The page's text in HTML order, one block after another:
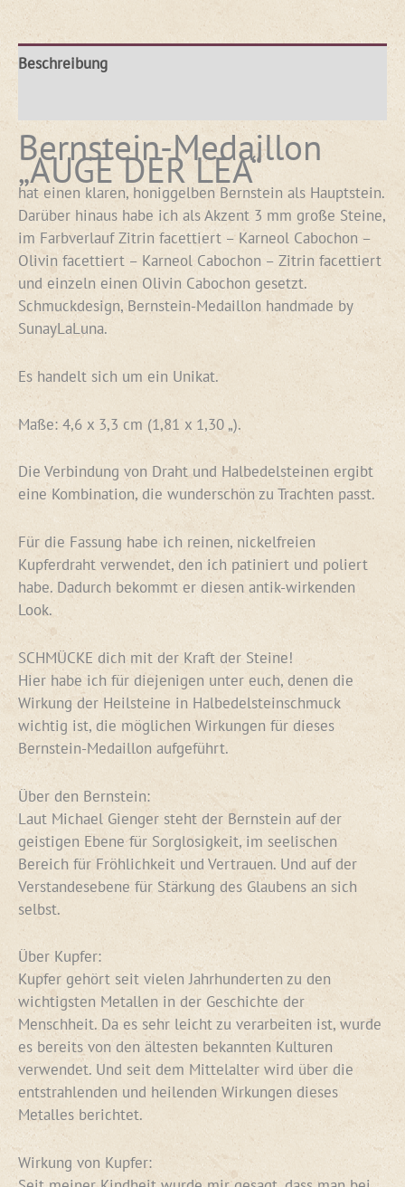
Beschreibung
Bernstein-Medaillon
„AUGE DER LEA“
hat einen klaren, honiggelben Bernstein als Hauptstein.
Darüber hinaus habe ich als Akzent 3 mm große Steine,
im Farbverlauf Zitrin facettiert – Karneol Cabochon –
Olivin facettiert – Karneol Cabochon – Zitrin facettiert
und einzeln einen Olivin Cabochon gesetzt.
Schmuckdesign, Bernstein-Medaillon handmade by
SunayLaLuna.
Es handelt sich um ein Unikat.
Maße: 4,6 x 3,3 cm (1,81 x 1,30 „).
Die Verbindung von Draht und Halbedelsteinen ergibt
eine Kombination, die wunderschön zu Trachten passt.
Für die Fassung habe ich reinen, nickelfreien
Kupferdraht verwendet, den ich patiniert und poliert
habe. Dadurch bekommt er diesen antik-wirkenden
Look.
SCHMÜCKE dich mit der Kraft der Steine!
Hier habe ich für diejenigen unter euch, denen die
Wirkung der Heilsteine in Halbedelsteinschmuck
wichtig ist, die möglichen Wirkungen für dieses
Bernstein-Medaillon aufgeführt.
Über den Bernstein:
Laut Michael Gienger steht der Bernstein auf der
geistigen Ebene für Sorglosigkeit, im seelischen
Bereich für Fröhlichkeit und Vertrauen. Und auf der
Verstandesebene für Stärkung des Glaubens an sich
selbst.
Über Kupfer:
Kupfer gehört seit vielen Jahrhunderten zu den
wichtigsten Metallen in der Geschichte der
Menschheit. Da es sehr leicht zu verarbeiten ist, wurde
es bereits von den ältesten bekannten Kulturen
verwendet. Und seit dem Mittelalter wird über die
entstrahlenden und heilenden Wirkungen dieses
Metalles berichtet.
Wirkung von Kupfer: